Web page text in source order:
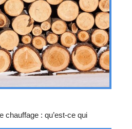
chauffage : qu’est-ce qui